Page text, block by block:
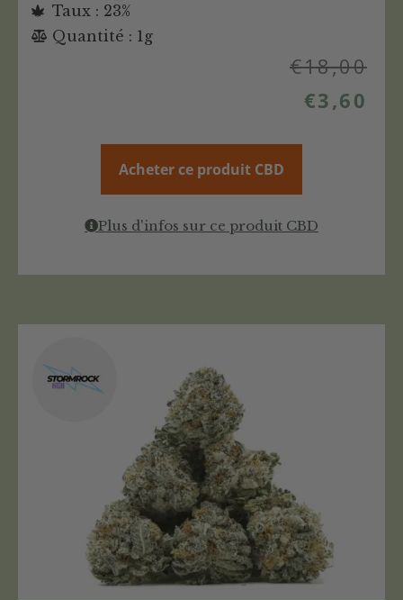
Taux : 23%
Quantité : 1g
€18,00
€3,60
Acheter ce produit CBD
Plus d'infos sur ce produit CBD